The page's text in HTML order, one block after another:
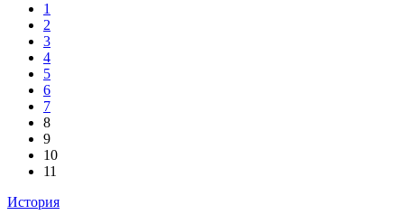
1
2
3
4
5
6
7
8
9
10
11
История